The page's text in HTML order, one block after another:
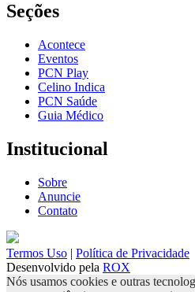
Seções
Acontece
Eventos
PCN Play
Celino Indica
PCN Saúde
Guia Médico
Institucional
Sobre
Anuncie
Contato
Termos Uso | Política de Privacidade
Desenvolvido pela ROX
Nós usamos cookies e outras